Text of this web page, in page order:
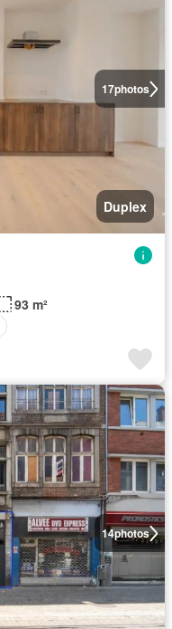
17photos
Duplex
93 m²
14photos